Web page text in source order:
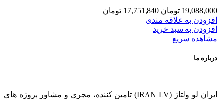
19,088,000 تومان قیمت
اصلی
17,751,840 تومان
افزودن به علاقه مندی
افزودن به سبد خرید
مشاهده سریع
درباره ما
ایران لو ولتاژ (IRAN LV) تامین کننده، مجری و مشاور پروژه های